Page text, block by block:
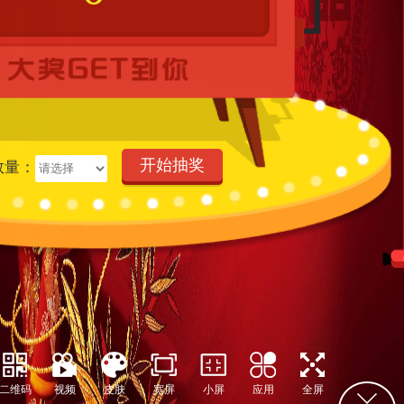
： 开始抽奖
维码 视频 皮肤 宽屏 小屏 应用 全屏